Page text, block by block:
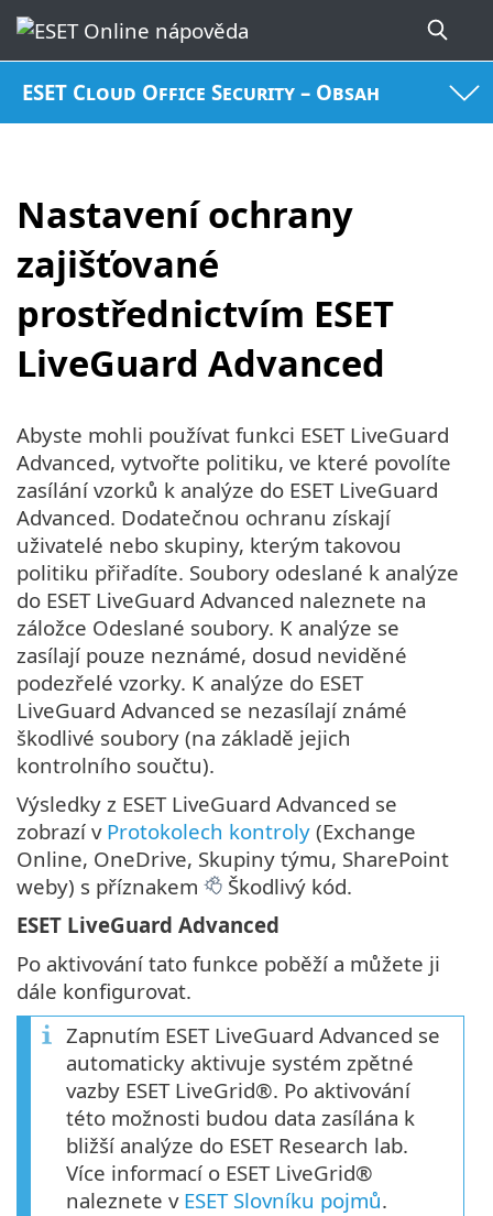
ESET Cloud Office Security – Obsah
Nastavení ochrany
zajišťované
prostřednictvím ESET
LiveGuard Advanced
Abyste mohli používat funkci ESET LiveGuard
Advanced, vytvořte politiku, ve které povolíte
zasílání vzorků k analýze do ESET LiveGuard
Advanced. Dodatečnou ochranu získají
uživatelé nebo skupiny, kterým takovou
politiku přiřadíte. Soubory odeslané k analýze
do ESET LiveGuard Advanced naleznete na
záložce Odeslané soubory. K analýze se
zasílají pouze neznámé, dosud neviděné
podezřelé vzorky. K analýze do ESET
LiveGuard Advanced se nezasílají známé
škodlivé soubory (na základě jejich
kontrolního součtu).
Výsledky z ESET LiveGuard Advanced se
zobrazí v Protokolech kontroly (Exchange
Online, OneDrive, Skupiny týmu, SharePoint
weby) s příznakem
Škodlivý kód.
ESET LiveGuard Advanced
Po aktivování tato funkce poběží a můžete ji
dále konfigurovat.
Zapnutím ESET LiveGuard Advanced se
automaticky aktivuje systém zpětné
vazby ESET LiveGrid®. Po aktivování
této možnosti budou data zasílána k
bližší analýze do ESET Research lab.
Více informací o ESET LiveGrid®
naleznete v ESET Slovníku pojmů.